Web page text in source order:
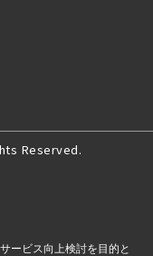
Reserved.
ービス向上検討を目的と